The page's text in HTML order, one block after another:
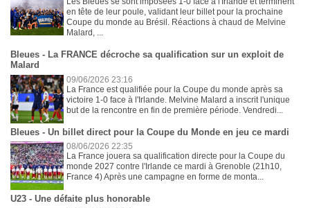
en tête de leur poule, validant leur billet pour la prochaine
Coupe du monde au Brésil. Réactions à chaud de Melvine
Malard, ...
Bleues - La FRANCE décroche sa qualification sur un exploit de
Malard
09/06/2026 23:16
La France est qualifiée pour la Coupe du monde après sa
victoire 1-0 face à l'Irlande. Melvine Malard a inscrit l'unique
but de la rencontre en fin de première période. Vendredi...
Bleues - Un billet direct pour la Coupe du Monde en jeu ce mardi
08/06/2026 22:35
La France jouera sa qualification directe pour la Coupe du
monde 2027 contre l'Irlande ce mardi à Grenoble (21h10,
France 4) Après une campagne en forme de monta...
U23 - Une défaite plus honorable